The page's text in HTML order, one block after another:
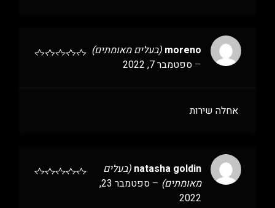
moreno (בעלים מאומתים)
– ספטמבר 7, 2022
אחלה שירות
natasha goldin (בעלים
מאומתים) –
ספטמבר 23,
2022